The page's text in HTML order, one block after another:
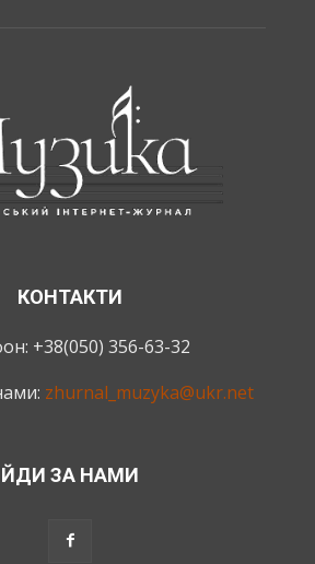
КОНТАКТИ
+38(050) 356-63-32
zhurnal_muzyka@ukr.net
ЙДИ ЗА НАМИ